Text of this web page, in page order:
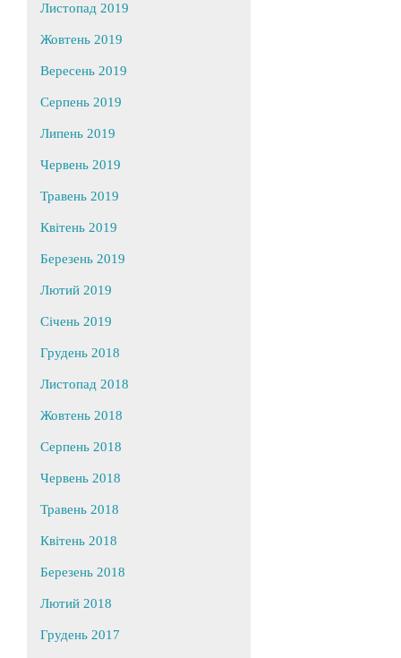
Листопад 2019
Жовтень 2019
Вересень 2019
Серпень 2019
Липень 2019
Червень 2019
Травень 2019
Квітень 2019
Березень 2019
Лютий 2019
Січень 2019
Грудень 2018
Листопад 2018
Жовтень 2018
Серпень 2018
Червень 2018
Травень 2018
Квітень 2018
Березень 2018
Лютий 2018
Грудень 2017